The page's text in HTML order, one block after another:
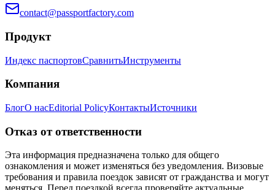
contact@passportfactory.com
Продукт
Индекс паспортовСравнитьИнструменты
Компания
БлогО насEditorial PolicyКонтактыИсточники
Отказ от ответственности
Эта информация предназначена только для общего
ознакомления и может изменяться без уведомления. Визовые
требования и правила поездок зависят от гражданства и могут